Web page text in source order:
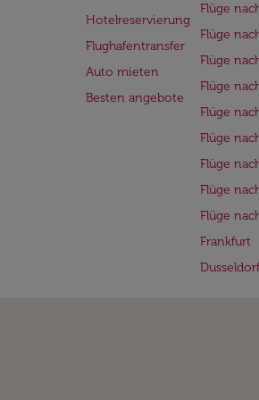
Hotelreservierung
Flughafentransfer
Auto mieten
Besten angebote
Flüge
Flüge
Flüge
Flüge
Flüge
Flüge
Flüge
Flüge
Flüge
Frankfurt
Dusseldorf